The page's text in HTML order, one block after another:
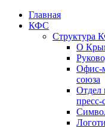
Главная
КФС
Структура
О
Офис-
союза
Отдел
пресс-